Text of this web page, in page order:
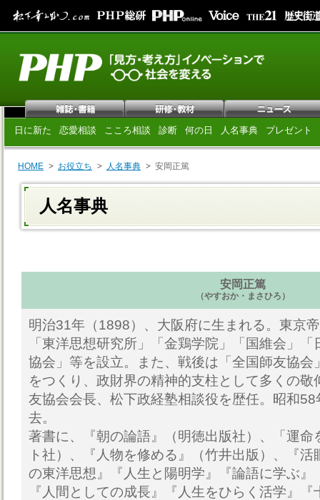
日に新た 恋愛相談 こころ相談 診断 何の日 人名事典 プレゼント
HOME お役立ち 人名事典 安岡正篤
人名事典
安岡正篤
（やすおか・まさひろ）
明治31年（1898）、大阪府に生まれる。東京
「東洋思想研究所」「金鶏学院」「国維会」
協会」等を設立。また、戦後は「全国師友協会
をつくり、政財界の精神的支柱として多くの敬
友協会会長、松下政経塾相談役を歴任。昭和
去。
著書に、『朝の論語』（明徳出版社）、「運命
ト社）、『人物を修める』（竹井出版）、『
の東洋思想』『人生と陽明学』『論語に学ぶ』
『人間としての成長』『人生をひらく活学』